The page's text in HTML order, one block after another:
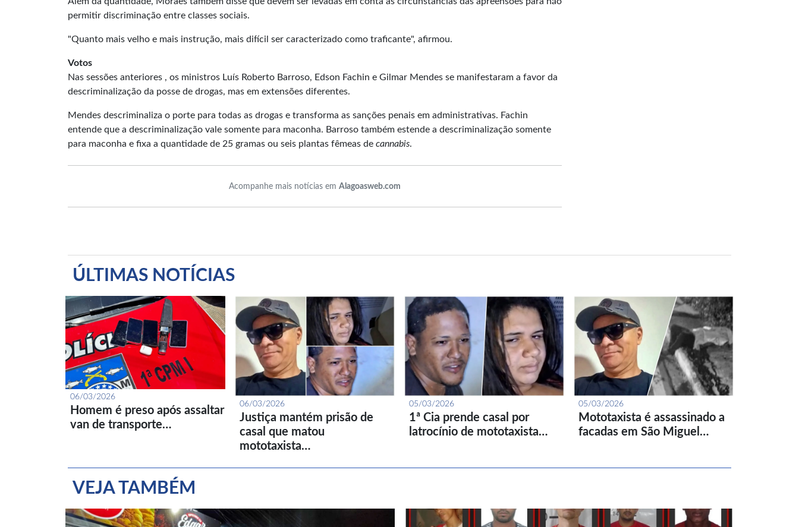
permitir discriminação entre classes sociais.
"Quanto mais velho e mais instrução, mais difícil ser caracterizado como traficante", afirmou.
Votos
Nas sessões anteriores , os ministros Luís Roberto Barroso, Edson Fachin e Gilmar Mendes se manifestaram a favor da
descriminalização da posse de drogas, mas em extensões diferentes.
Mendes descriminaliza o porte para todas as drogas e transforma as sanções penais em administrativas. Fachin
entende que a descriminalização vale somente para maconha. Barroso também estende a descriminalização somente
para maconha e fixa a quantidade de 25 gramas ou seis plantas fêmeas de cannabis.
Acompanhe mais notícias em Alagoasweb.com
ÚLTIMAS NOTÍCIAS
06/03/2026
Homem é preso após assaltar
van de transporte…
06/03/2026
Justiça mantém prisão de
casal que matou
mototaxista…
05/03/2026
1ª Cia prende casal por
latrocínio de mototaxista…
05/03/2026
Mototaxista é assassinado a
facadas em São Miguel…
VEJA TAMBÉM